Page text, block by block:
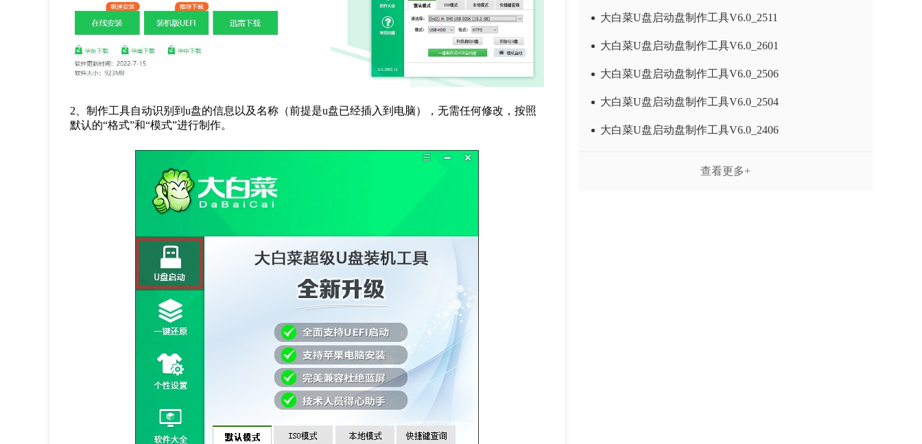
2 、制作工具自动识别到u盘的信息以及名称（前提是u盘已经插入到电脑），无需任何修改，按照
默认的“格式”和“模式”进行制作。
大白菜U盘启动盘制作工具V6.0_2511
大白菜U盘启动盘制作工具V6.0_2601
大白菜U盘启动盘制作工具V6.0_2506
大白菜U盘启动盘制作工具V6.0_2504
大白菜U盘启动盘制作工具V6.0_2406
查看更多+